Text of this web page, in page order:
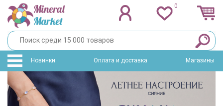
0
Новинки Оплата и доставка Магазины